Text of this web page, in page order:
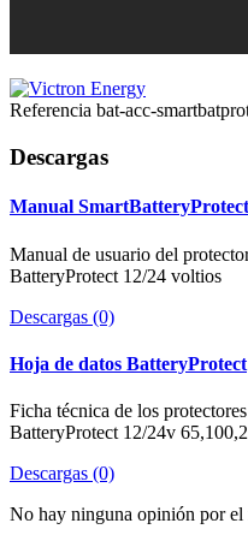
Referencia bat-acc-
Descargas
Manual SmartBatteryProtect
Manual de usuario del
BatteryProtect 12/24 voltios
Descargas (0)
Hoja de datos BatteryProtect
Ficha técnica de los
BatteryProtect 12/24v
Descargas (0)
No hay ninguna opinión por el